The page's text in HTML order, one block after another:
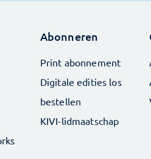
Abonneren
Print abonnement
Digitale edities los
bestellen
KIVI-lidmaatschap